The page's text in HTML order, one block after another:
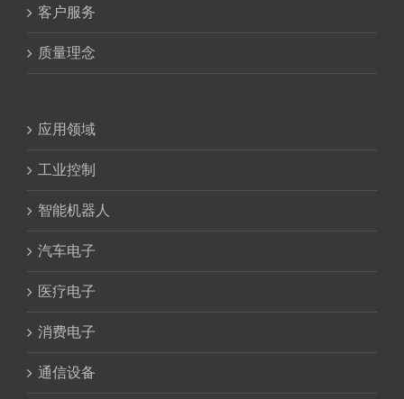
客户服务
质量理念
应用领域
工业控制
智能机器人
汽车电子
医疗电子
消费电子
通信设备